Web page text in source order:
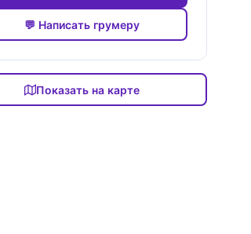
💬 Написать грумеру
Показать на карте